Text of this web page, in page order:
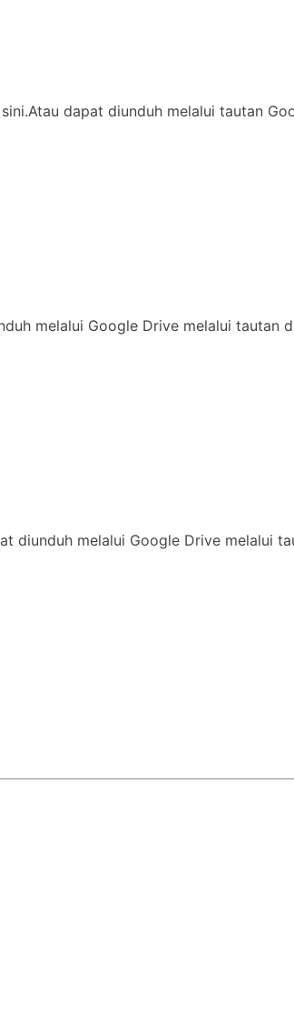
dapat diunduh melalui tautan
melalui Google Drive melalui tautan
diunduh melalui Google Drive melalui